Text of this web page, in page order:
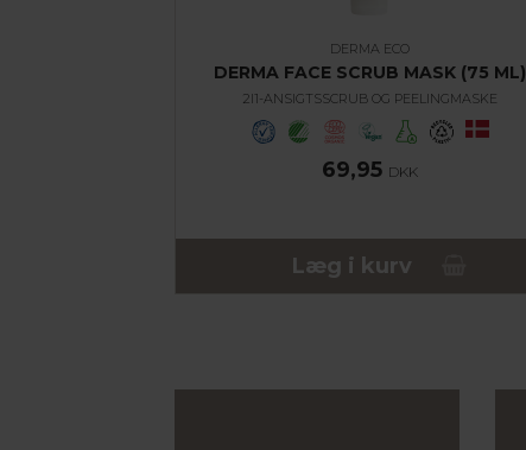
DERMA ECO
DERMA FACE SCRUB MASK (75 ML)
2I1-ANSIGTSSCRUB OG PEELINGMASKE
69,95 DKK
Læg i kurv